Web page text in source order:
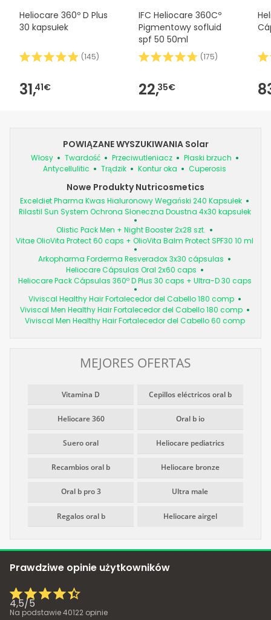
Heliocare 360º D Plus
30 kapsułek
(145)
31,41€
IFC Heliocare 360Cº
Pigmentowy sofluid
spf 50 50ml
(175)
22,35€
POWIĄZANE WYSZUKIWANIA Solar
Włosy Twardość Przeciwutleniacz
Płaski brzuch
Antycellulitic
Trądzik Kontur oka Cuperosis
Nowe Produkty Nutricosmetics
Exceldiet Pharma Kwas Hialuronowy Wegański 240 Kapsułek
Rilastil Sun System Ochrona Słoneczna Doustna 4x30 kapsułek
Olistic Pack Men + Night Booster 2x28 szt.
Vitae OlioVita Protect 60 caps + OlioVita Balm Protect SPF30 10 ml
Arkopharma Forderma Resveradox 3x30 cápsulas
Heliocare Cápsulas Oral 2x60 caps
Heliocare Pack Cápsulas 360º D Plus 30 caps + Ultra-D 30 caps
Viviscal Healthy Hair Fortalecedor del Cabello 180 comp
Viviscal Men Healthy Hair Fortalecedor del Cabello 180 comp
Viviscal Men Healthy Hair Fortalecedor del Cabello 60 comp
MEJORES OFERTAS
Vitamina D Cepillos eléctricos oral b
Heliocare 360 Oral b io
Suero oral Heliocare pediatrics
Recambios oral b Heliocare bronze
Oral b pro 3 Ultra male
Regalos oral b Heliocare airgel
Prawdziwe opinie użytkowników
4,5/5
Na podstawie40122 opinie